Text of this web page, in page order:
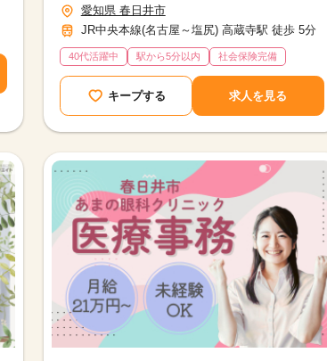
愛知県 春日井市
JR中央本線(名古屋～塩尻) 高蔵寺駅 徒歩 5分
40代活躍中 駅から5分以内 社会保険完備
キープする 求人を見る